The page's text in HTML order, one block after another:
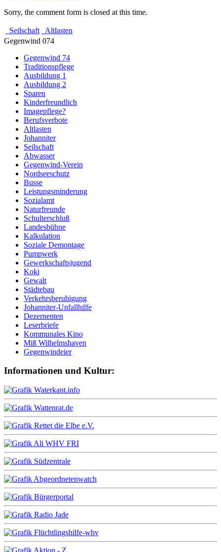
Sorry, the comment form is closed at this time.
Seilschaft
Altlasten
Gegenwind 074
Gegenwind 74
Traditionspflege
Ausbildung 1
Ausbildung 2
Sparen
Kinderfreundlich
Imagepflege?
Berufsverbote
Altlasten
Johanniter
Seilschaft
Abwasser
Gegenwind-Verein
Nordseeschutz
Busse
Leistungsminderung
Sozialamt
Naturfreunde
Schulterschluß
Landesbühne
Kalkulation
Soziale Demontage
Pumpwerk
Gewerkschaftsjugend
Koki
Gewalt
Städtebau
Verkehrsberuhigung
Johanniter-Unfallhilfe
Dezernenten
Leserbriefe
Kommunales Kino
Miß Wilhelmshaven
Gegenwindeier
Informationen und Kultur: